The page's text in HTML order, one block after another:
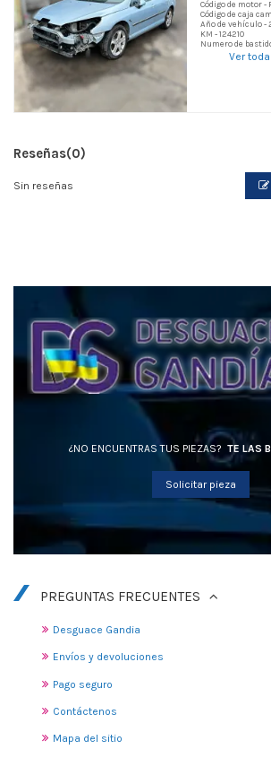
Código de motor -
Código de caja
Año de vehículo -
KM - 124210
Numero de
Ver
Reseñas(0)
Sin reseñas
¿NO ENCUENTRAS TUS PIEZAS? TE LAS
Solicitar pieza
PREGUNTAS FRECUENTES
Desguace Gandia
Envíos y devoluciones
Pago seguro
Contáctenos
Mapa del sitio